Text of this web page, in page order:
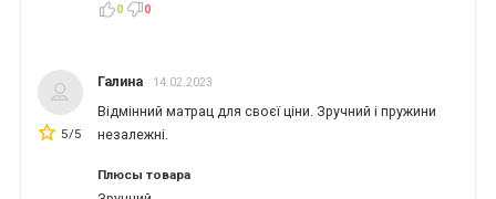
0 0
5/5
Галина 14.02.2023
Відмінний матрац для своєї ціни. Зручний і пружини
незалежні.
Плюсы товара